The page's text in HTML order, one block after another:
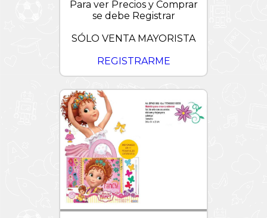
Para ver Precios y Comprar
se debe Registrar
SÓLO VENTA MAYORISTA
REGISTRARME